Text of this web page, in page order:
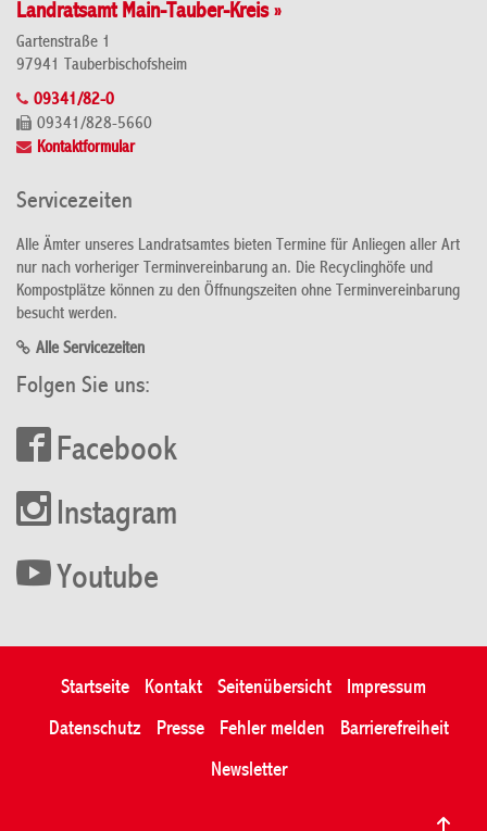
Landratsamt Main-Tauber-Kreis »
Gartenstraße 1
97941 Tauberbischofsheim
09341/82-0
09341/828-5660
Kontaktformular
Servicezeiten
Alle Ämter unseres Landratsamtes bieten Termine für Anliegen aller Art
nur nach vorheriger Terminvereinbarung an. Die Recyclinghöfe und
Kompostplätze können zu den Öffnungszeiten ohne Terminvereinbarung
besucht werden.
Alle Servicezeiten
Folgen Sie uns:
Facebook
Instagram
Youtube
Startseite Kontakt Seitenübersicht
Impressum
Datenschutz
Presse Fehler melden
Barrierefreiheit
Newsletter